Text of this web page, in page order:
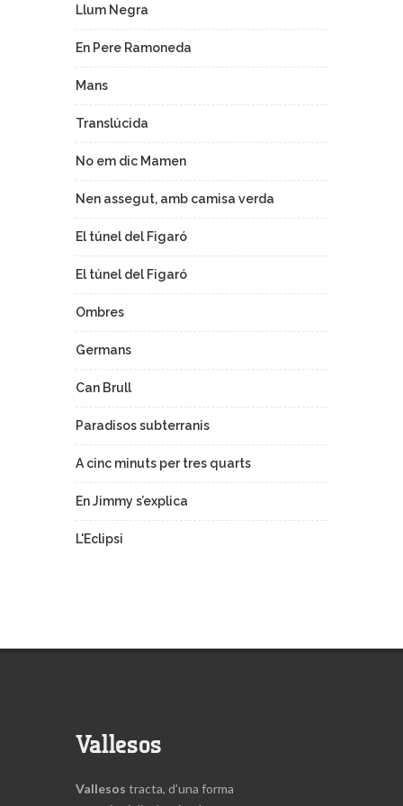
Llum Negra
En Pere Ramoneda
Mans
Translúcida
No em dic Mamen
Nen assegut, amb camisa verda
El túnel del Figaró
El túnel del Figaró
Ombres
Germans
Can Brull
Paradisos subterranis
A cinc minuts per tres quarts
En Jimmy s’explica
L'Eclipsi
Vallesos
Vallesos tracta, d’una forma